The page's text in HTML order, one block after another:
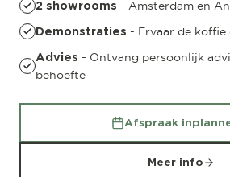
2 showrooms - Amsterdam en
Demonstraties - Ervaar de koffie
Advies - Ontvang persoonlijk
behoefte
Afspraak
Meer info